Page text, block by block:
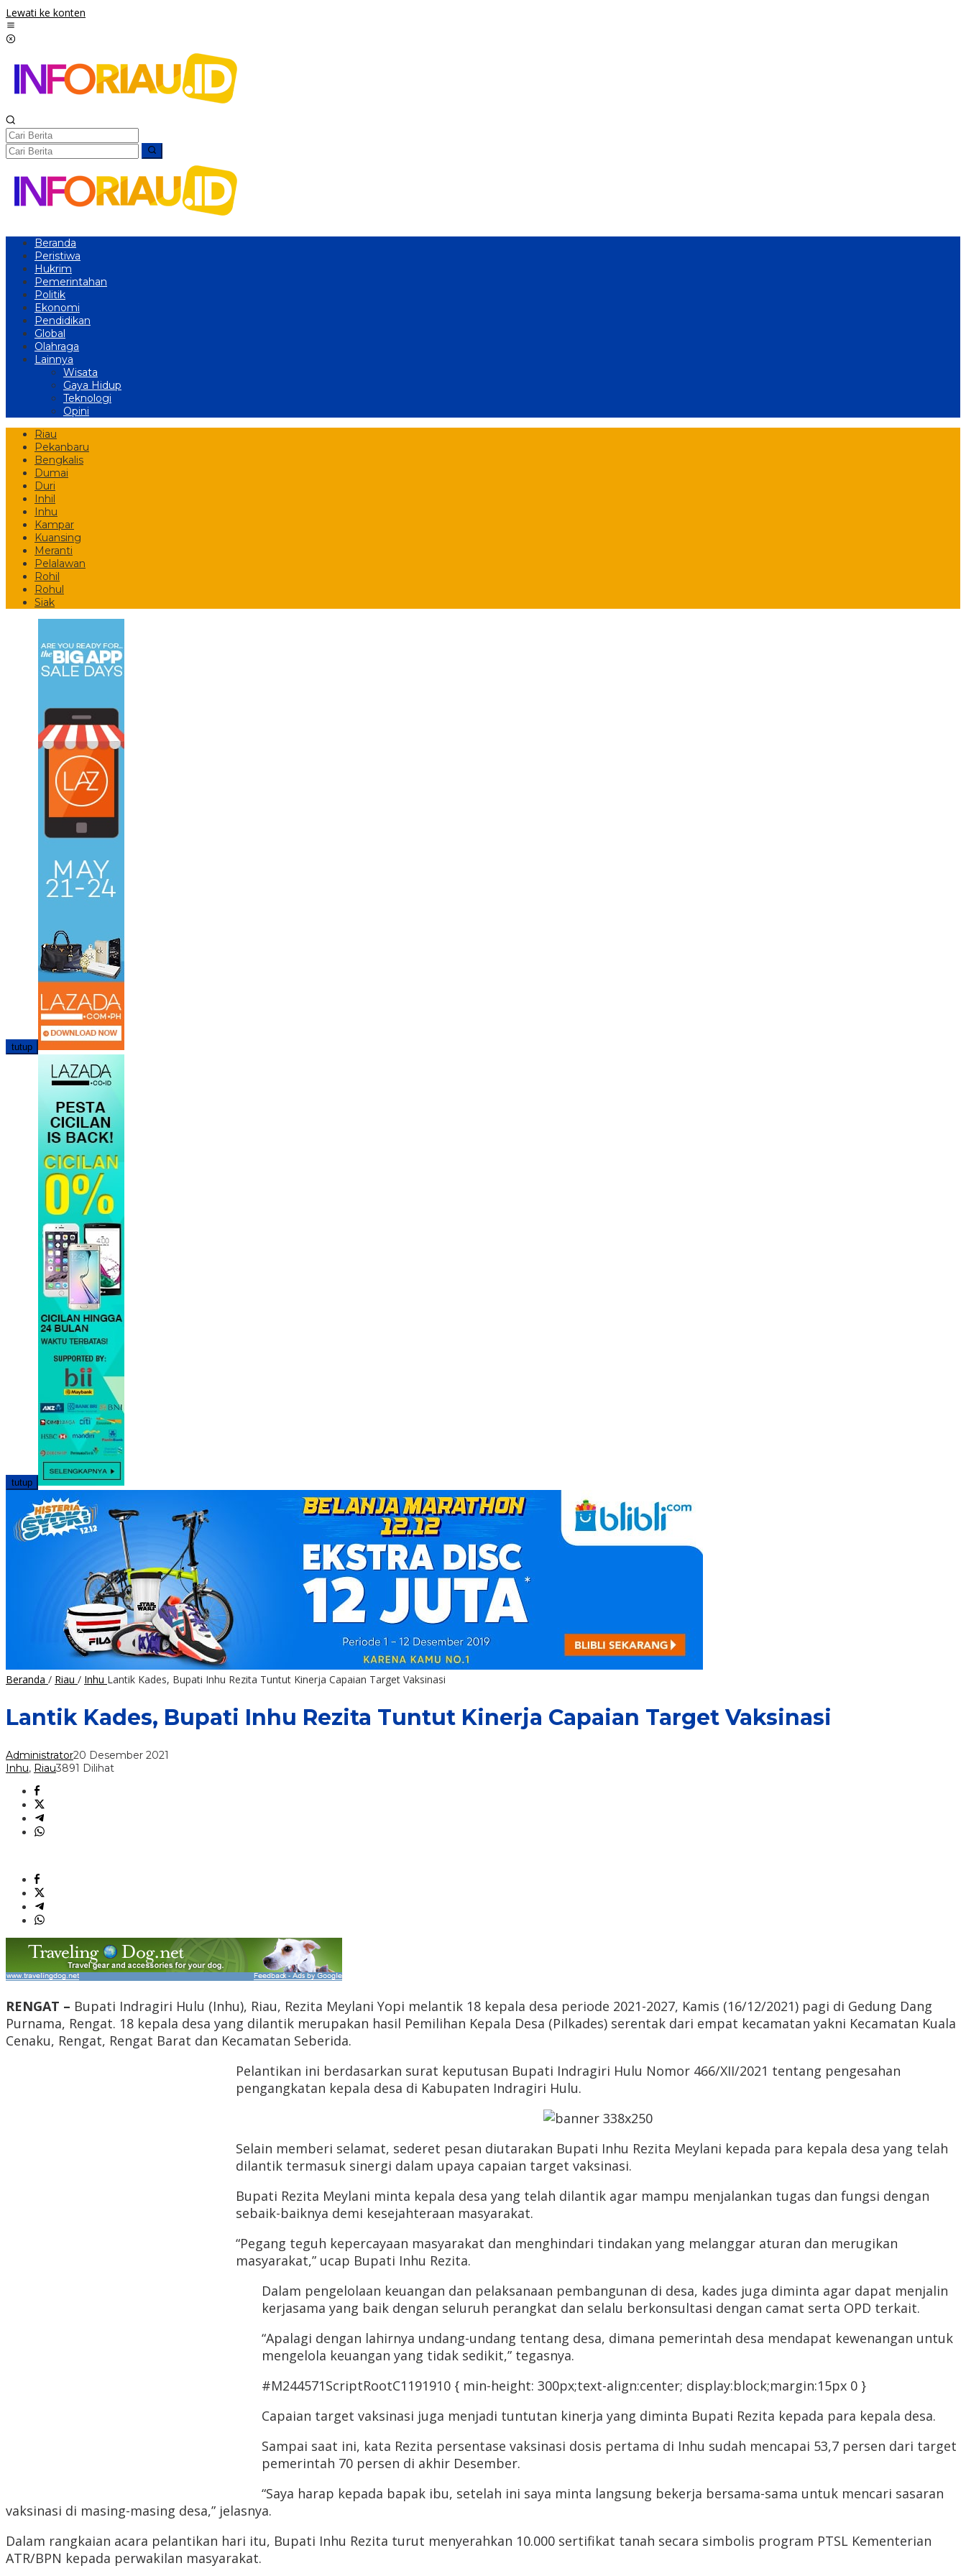
Lewati ke konten
Beranda
Peristiwa
Hukrim
Pemerintahan
Politik
Ekonomi
Pendidikan
Global
Olahraga
Lainnya
Wisata
Gaya Hidup
Teknologi
Opini
Riau
Pekanbaru
Bengkalis
Dumai
Duri
Inhil
Inhu
Kampar
Kuansing
Meranti
Pelalawan
Rohil
Rohul
Siak
tutup
tutup
Beranda / Riau / Inhu Lantik Kades, Bupati Inhu Rezita Tuntut Kinerja Capaian Target Vaksinasi
Lantik Kades, Bupati Inhu Rezita Tuntut Kinerja Capaian Target Vaksinasi
Administrator20 Desember 2021
Inhu, Riau3891 Dilihat
RENGAT – Bupati Indragiri Hulu (Inhu), Riau, Rezita Meylani Yopi melantik 18 kepala desa periode 2021-2027, Kamis (16/12/2021) pagi di Gedung Dang
Purnama, Rengat. 18 kepala desa yang dilantik merupakan hasil Pemilihan Kepala Desa (Pilkades) serentak dari empat kecamatan yakni Kecamatan Kuala
Cenaku, Rengat, Rengat Barat dan Kecamatan Seberida.
Pelantikan ini berdasarkan surat keputusan Bupati Indragiri Hulu Nomor 466/XII/2021 tentang pengesahan
pengangkatan kepala desa di Kabupaten Indragiri Hulu.
Selain memberi selamat, sederet pesan diutarakan Bupati Inhu Rezita Meylani kepada para kepala desa yang telah
dilantik termasuk sinergi dalam upaya capaian target vaksinasi.
Bupati Rezita Meylani minta kepala desa yang telah dilantik agar mampu menjalankan tugas dan fungsi dengan
sebaik-baiknya demi kesejahteraan masyarakat.
“Pegang teguh kepercayaan masyarakat dan menghindari tindakan yang melanggar aturan dan merugikan
masyarakat,” ucap Bupati Inhu Rezita.
Dalam pengelolaan keuangan dan pelaksanaan pembangunan di desa, kades juga diminta agar dapat menjalin
kerjasama yang baik dengan seluruh perangkat dan selalu berkonsultasi dengan camat serta OPD terkait.
“Apalagi dengan lahirnya undang-undang tentang desa, dimana pemerintah desa mendapat kewenangan untuk
mengelola keuangan yang tidak sedikit,” tegasnya.
#M244571ScriptRootC1191910 { min-height: 300px;text-align:center; display:block;margin:15px 0 }
Capaian target vaksinasi juga menjadi tuntutan kinerja yang diminta Bupati Rezita kepada para kepala desa.
Sampai saat ini, kata Rezita persentase vaksinasi dosis pertama di Inhu sudah mencapai 53,7 persen dari target
pemerintah 70 persen di akhir Desember.
“Saya harap kepada bapak ibu, setelah ini saya minta langsung bekerja bersama-sama untuk mencari sasaran
vaksinasi di masing-masing desa,” jelasnya.
Dalam rangkaian acara pelantikan hari itu, Bupati Inhu Rezita turut menyerahkan 10.000 sertifikat tanah secara simbolis program PTSL Kementerian
ATR/BPN kepada perwakilan masyarakat.